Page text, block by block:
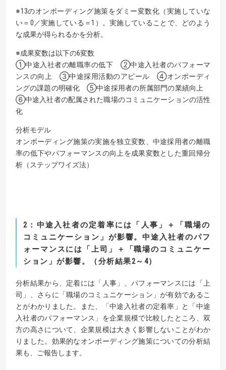
※13のオンボーディング施策をダミー変数化（実施していな
い＝0／実施している＝1）。実施していることで、どのよう
な成果が得られるかを分析。
※成果変数は以下の6変数
①中途入社者の離職率の低下 ②中途入社者のパフォーマ
ンスの向上 ③中途採用活動のアピール ④オンボーディ
ングの課題の明確化 ⑤中途採用者の所属部門の業績向上
⑥中途入社者の配属された職場のコミュニケーションの活性
化
分析モデル
オンボーディング施策の実施を独立変数、中途採用者の離職
率の低下やパフォーマンスの向上を成果変数とした重回帰分
析（ステップワイズ法）
2 ：中途入社者の定着率には「人事」＋「職場の
コミュニケーション」が影響。中途入社者のパフ
ォーマンスには「上司」＋「職場のコミュニケー
ション」が影響。（分析結果2～ 4）
分析結果から、定着には「人事」、パフォーマンスには「上
司」、さらに「職場のコミュニケーション」が有効であるこ
とがわかりました。また、「中途入社者の定着率」と「中途
入社者のパフォーマンス」を企業規模で比較したところ、双
方の高さについて、企業規模は大きく影響しないことがわか
りました。効果的なオンボーディング施策についての分析結
果も、ご報告します。